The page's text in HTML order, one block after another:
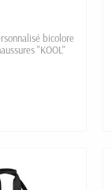
bicolore
"KOOL"